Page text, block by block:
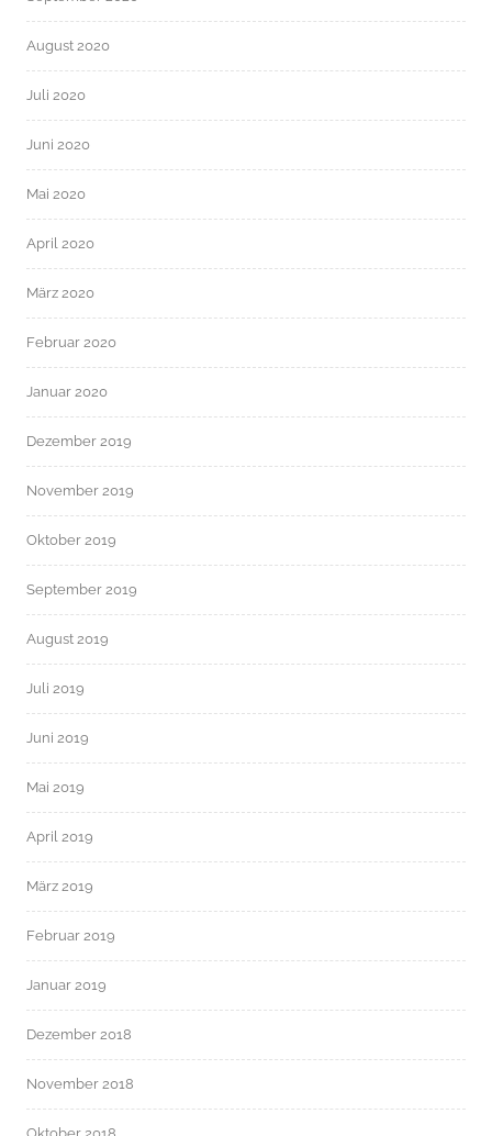
August 2020
Juli 2020
Juni 2020
Mai 2020
April 2020
März 2020
Februar 2020
Januar 2020
Dezember 2019
November 2019
Oktober 2019
September 2019
August 2019
Juli 2019
Juni 2019
Mai 2019
April 2019
März 2019
Februar 2019
Januar 2019
Dezember 2018
November 2018